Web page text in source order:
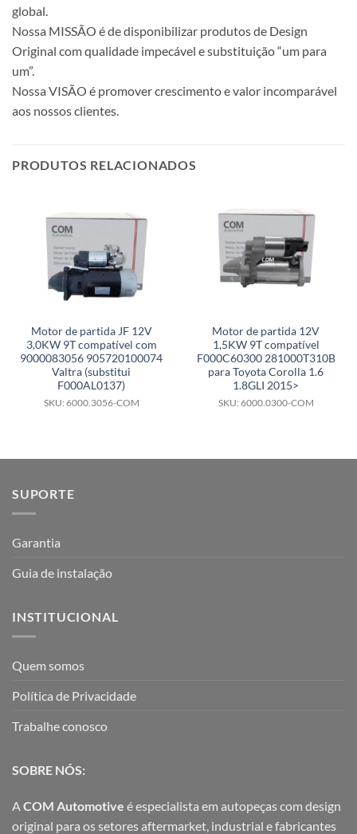
global.
Nossa MISSÃO é de disponibilizar produtos de Design
Original com qualidade impecável e substituição “um para
um”.
Nossa VISÃO é promover crescimento e valor incomparável
aos nossos clientes.
PRODUTOS RELACIONADOS
Motor de partida JF 12V
3,0KW 9T compatível com
9000083056 905720100074
Valtra (substitui
F000AL0137)
SKU: 6000.3056-COM
Motor de partida 12V
1,5KW 9T compatível
F000C60300 281000T310B
para Toyota Corolla 1.6
1.8GLI 2015>
SKU: 6000.0300-COM
SUPORTE
Garantia
Guia de instalação
INSTITUCIONAL
Quem somos
Política de Privacidade
Trabalhe conosco
SOBRE NÓS:
ACOM Automotive é especialista em autopeças com design
original para os setores aftermarket, industrial e fabricantes